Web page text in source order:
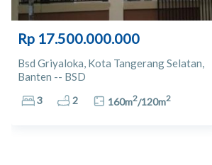
12 Teras Kota
13 Apotek Bersama
14
Rp 17.500.000.000
Bsd Griyaloka, Kota Tangerang Selatan,
Banten -- BSD
3 2 160m2/120m2